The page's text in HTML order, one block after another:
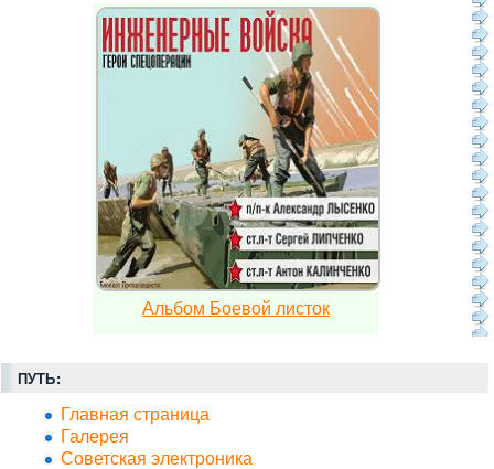
Альбом Боевой листок
ПУТЬ:
Главная страница
Галерея
Советская электроника